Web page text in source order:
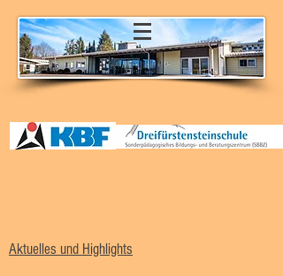
Aktuelles und Highlights